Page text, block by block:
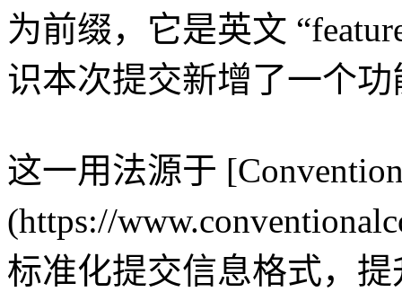
为前缀，它是英文
识本次提交新增了一个
这一用法源于
(https://
标准化提交信息格式，